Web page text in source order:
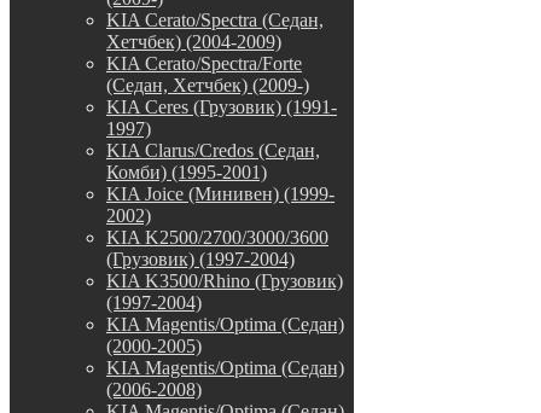
KIA Cerato/Spectra (Седан,
Хетчбек) (2004-2009)
KIA Cerato/Spectra/Forte
(Седан, Хетчбек) (2009-)
KIA Ceres (Грузовик) (1991-
1997)
KIA Clarus/Credos (Седан,
Комби) (1995-2001)
KIA Joice (Минивен) (1999-
2002)
KIA K2500/2700/3000/3600
(Грузовик) (1997-2004)
KIA K3500/Rhino (Грузовик)
(1997-2004)
KIA Magentis/Optima (Седан)
(2000-2005)
KIA Magentis/Optima (Седан)
(2006-2008)